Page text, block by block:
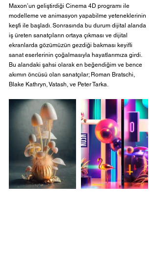
Maxon’un geliştirdiği Cinema 4D programı ile
modelleme ve animasyon yapabilme yeteneklerinin
keşfi ile başladı. Sonrasında bu durum dijital alanda
iş üreten sanatçıların ortaya çıkması ve dijital
ekranlarda gözümüzün gezdiği bakması keyifli
sanat eserlerinin çoğalmasıyla hayatlarımıza girdi.
Bu alandaki şahsi olarak en beğendiğim ve bence
akımın öncüsü olan sanatçılar; Roman Bratschi,
Blake Kathryn, Vatash, ve Peter Tarka.